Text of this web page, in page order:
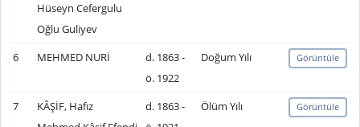
Hüseyn Cefergulu
Oğlu Guliyev
6 MEHMED NURİ
d. 1863 -
ö. 1922
Doğum Yılı Görüntüle
7
KÂŞİF, Hafız
d. 1863 -
Ölüm Yılı Görüntüle